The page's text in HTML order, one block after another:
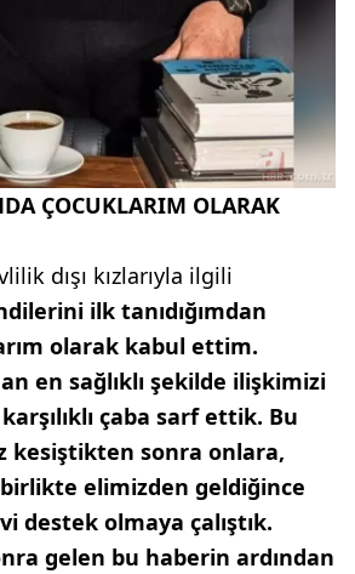
ÇOCUKLARIM OLARAK
dışı kızlarıyla ilgili
ilk tanıdığımdan
olarak kabul ettim.
en sağlıklı şekilde ilişkimizi
çaba sarf ettik. Bu
kesiştikten sonra onlara,
elimizden geldiğince
destek olmaya çalıştık.
gelen bu haberin ardından